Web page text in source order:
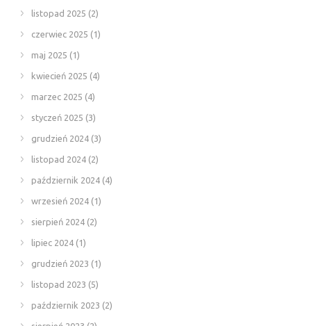
listopad 2025 (2)
czerwiec 2025 (1)
maj 2025 (1)
kwiecień 2025 (4)
marzec 2025 (4)
styczeń 2025 (3)
grudzień 2024 (3)
listopad 2024 (2)
październik 2024 (4)
wrzesień 2024 (1)
sierpień 2024 (2)
lipiec 2024 (1)
grudzień 2023 (1)
listopad 2023 (5)
październik 2023 (2)